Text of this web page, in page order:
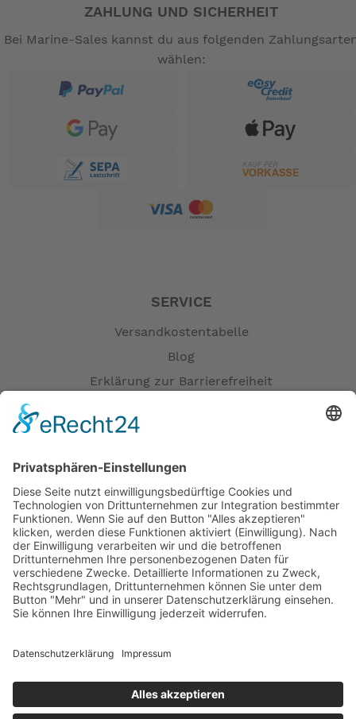
ZAHLUNG UND SICHERHEIT
Bei Marine-Sales kannst du aus folgenden
wählen:
SERVICE
Versandkostentabelle
Blog
Erklärung zur Barrierefreiheit
Verfügbarkeiten
Zahlung und Versand
Datenschutz
Fernabsatz
Widerrufsrecht MS
Widerrufsrecht bei Dienstleistungen
Garantiefall